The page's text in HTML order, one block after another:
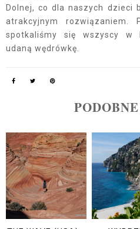
Dolnej, co dla naszych dzieci
atrakcyjnym rozwiązaniem.
spotkaliśmy się wszyscy w
udaną wędrówkę.